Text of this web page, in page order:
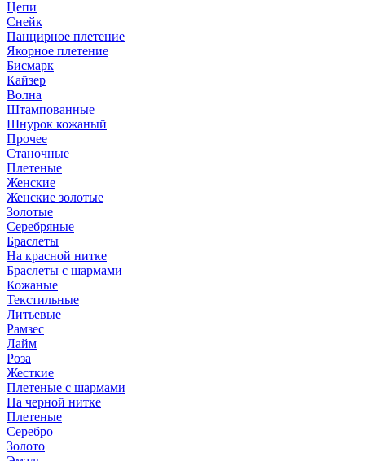
Цепи
Снейк
Панцирное плетение
Якорное плетение
Бисмарк
Кайзер
Волна
Штампованные
Шнурок кожаный
Прочее
Станочные
Плетеные
Женские
Женские золотые
Золотые
Серебряные
Браслеты
На красной нитке
Браслеты с шармами
Кожаные
Текстильные
Литьевые
Рамзес
Лайм
Роза
Жесткие
Плетеные с шармами
На черной нитке
Плетеные
Серебро
Золото